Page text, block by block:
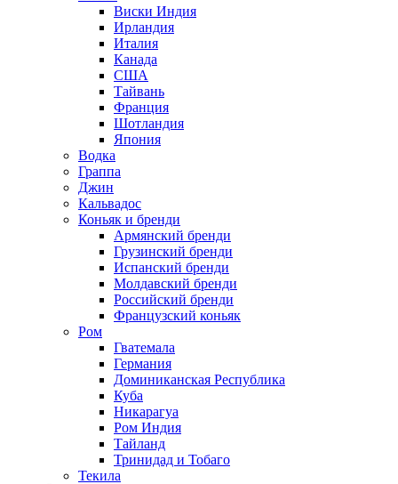
Виски Индия
Ирландия
Италия
Канада
США
Тайвань
Франция
Шотландия
Япония
Водка
Граппа
Джин
Кальвадос
Коньяк и бренди
Армянский бренди
Грузинский бренди
Испанский бренди
Молдавский бренди
Российский бренди
Французский коньяк
Ром
Гватемала
Германия
Доминиканская Республика
Куба
Никарагуа
Ром Индия
Тайланд
Тринидад и Тобаго
Текила